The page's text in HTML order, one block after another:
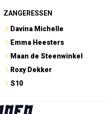
ZANGERESSEN
Davina Michelle
Emma Heesters
Maan de Steenwinkel
Roxy Dekker
S10